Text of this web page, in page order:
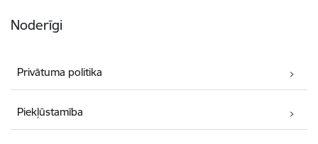
Noderīgi
Privātuma politika
Piekļūstamība